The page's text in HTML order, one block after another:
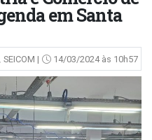
em Santa
SEICOM | 14/03/2024 às 10h57